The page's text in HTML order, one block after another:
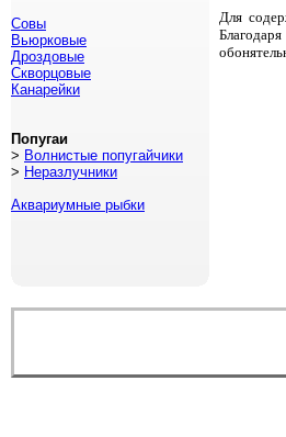
Для
Совы
Вьюрковые
Дроздовые
Скворцовые
Канарейки
Попугаи
> Волнистые попугайчики
> Неразлучники
Аквариумные рыбки